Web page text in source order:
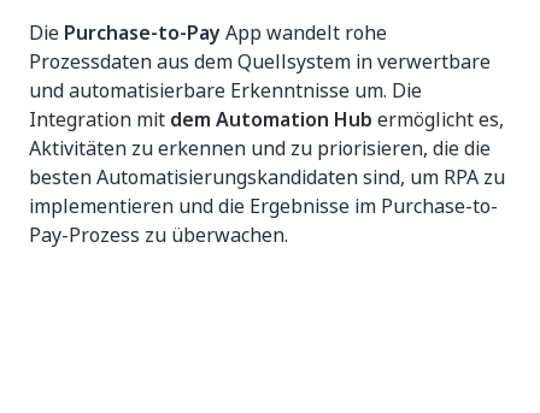
Die Purchase-to-PayApp wandelt rohe
Prozessdaten aus dem Quellsystem in verwertbare
und automatisierbare Erkenntnisse um. Die
Integration mit dem Automation Hub ermöglicht es,
Aktivitäten zu erkennen und zu priorisieren, die die
besten Automatisierungskandidaten sind, um RPA zu
implementieren und die Ergebnisse im Purchase-to-
Pay-Prozess zu überwachen.